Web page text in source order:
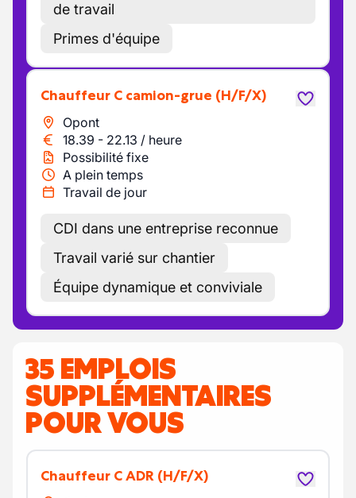
de travail
Primes d'équipe
Chauffeur C camion-grue (H/F/X)
Opont
18.39 - 22.13 / heure
Possibilité fixe
A plein temps
Travail de jour
CDI dans une entreprise reconnue
Travail varié sur chantier
Équipe dynamique et conviviale
35 EMPLOIS
SUPPLÉMENTAIRES
POUR VOUS
Chauffeur C ADR (H/F/X)